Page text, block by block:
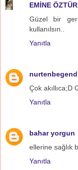
EMİNE
Güzel bir
kullanılsın..
Yanıtla
Çok akıllıca;D
Yanıtla
bahar yorgun
ellerine sağlık
Yanıtla